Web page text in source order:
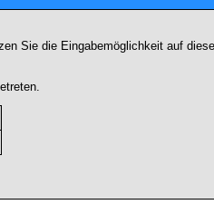
Sie die Eingabemöglichkeit auf